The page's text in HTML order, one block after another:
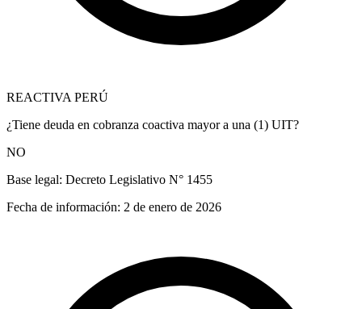
REACTIVA PERÚ
¿Tiene deuda en cobranza coactiva mayor a una (1) UIT?
NO
Base legal: Decreto Legislativo N° 1455
Fecha de información: 2 de enero de 2026